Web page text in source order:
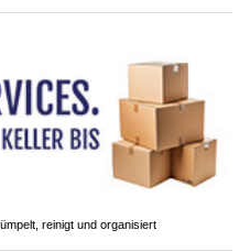
reinigt und organisiert